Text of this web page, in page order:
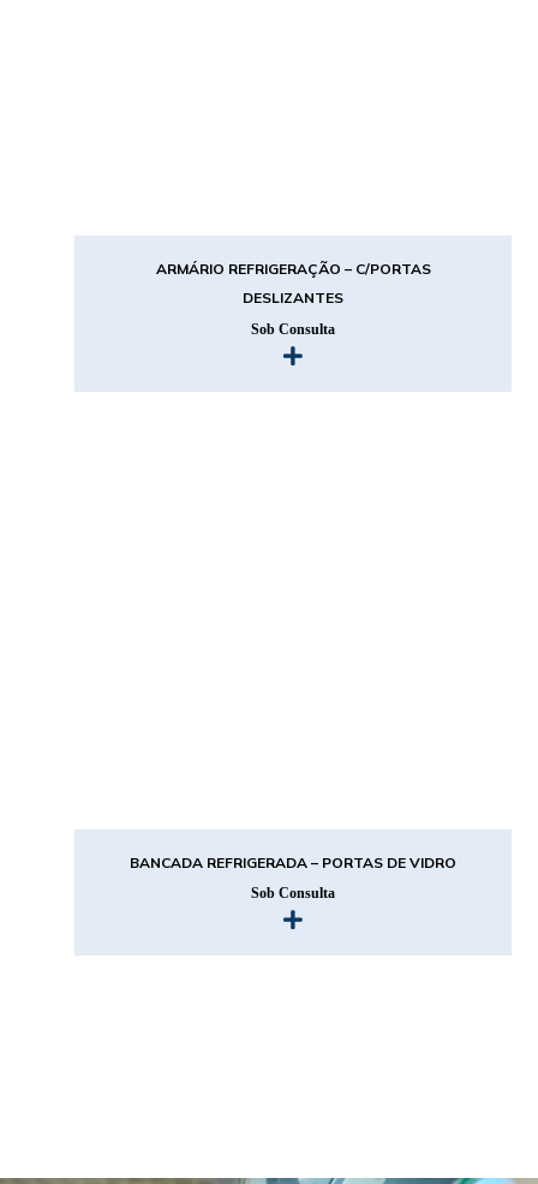
ARMÁRIO REFRIGERAÇÃO – C/PORTAS
DESLIZANTES
Sob Consulta
BANCADA REFRIGERADA – PORTAS DE VIDRO
Sob Consulta